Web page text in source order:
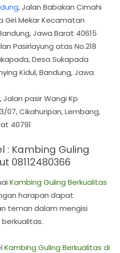
, Jalan Babakan Cimahi
Giri Mekar Kecamatan
Jawa Barat 40615
Pasirlayung atas No.218
Desa Sukapada
Kidul, Bandung, Jawa
, Jalan pasir Wangi Kp
07, Cikahuripan, Lembang,
40791
: Kambing Guling
08112480366
Kambing Guling Berkualitas
harapan dapat
teman dalam mengisi
Kambing Guling Berkualitas di